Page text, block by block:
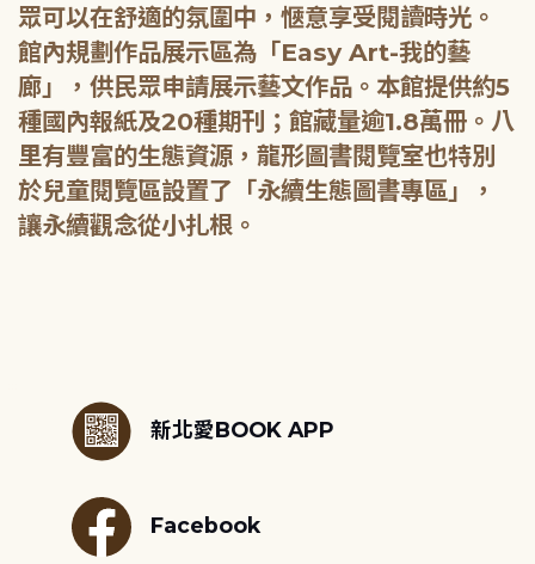
眾可以在舒適的氛圍中，愜意享受閱讀時光。
館內規劃作品展示區為「Easy Art-我的藝
廊」，供民眾申請展示藝文作品。本館提供約5
種國內報紙及20種期刊；館藏量逾1.8萬冊。八
里有豐富的生態資源，龍形圖書閱覽室也特別
於兒童閱覽區設置了「永續生態圖書專區」，
新北愛BOOK APP
Facebook